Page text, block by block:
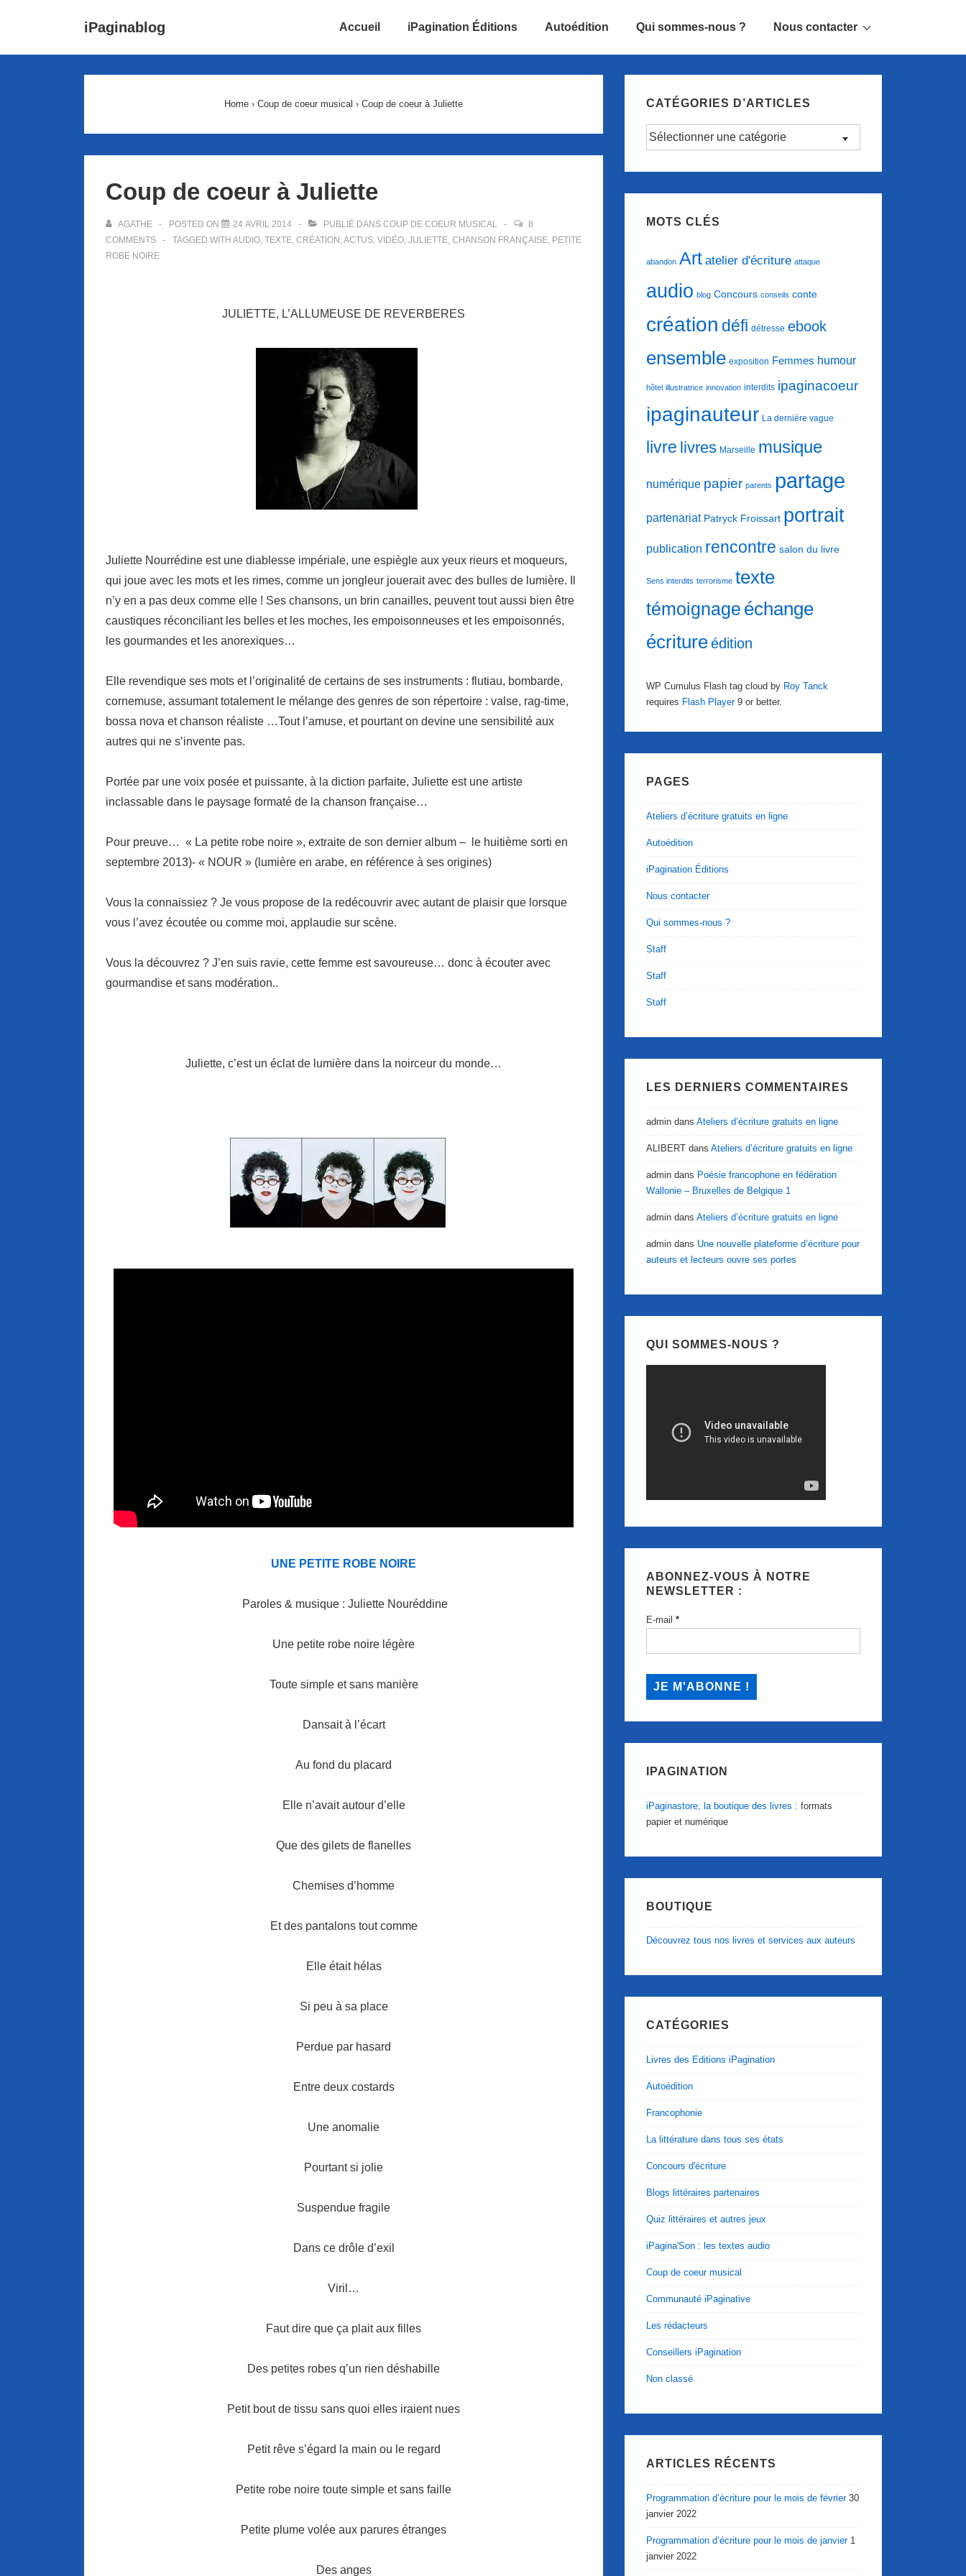
iPaginablog Accueil iPagination Éditions Autoédition Qui sommes-nous ? Nous contacter
Home › Coup de coeur musical › Coup de coeur à Juliette
Coup de coeur à Juliette
AGATHE POSTED ON 24 AVRIL 2014 PUBLIÉ DANS COUP DE COEUR MUSICAL
8
COMMENTS
TAGGED WITH AUDIO, TEXTE, CRÉATION ,ACTUS, VIDÉO, JULIETTE, CHANSON FRANÇAISE, PETITE
ROBE NOIRE
JULIETTE, L’ALLUMEUSE DE REVERBERES
Juliette Nourrédine est une diablesse impériale, une espiègle aux yeux rieurs et moqueurs,
qui joue avec les mots et les rimes, comme un jongleur jouerait avec des bulles de lumière. Il
n’y en a pas deux comme elle ! Ses chansons, un brin canailles, peuvent tout aussi bien être
caustiques réconciliant les belles et les moches, les empoisonneuses et les empoisonnés,
les gourmandes et les anorexiques…
Elle revendique ses mots et l’originalité de certains de ses instruments : flutiau, bombarde,
cornemuse, assumant totalement le mélange des genres de son répertoire : valse, rag-time,
bossa nova et chanson réaliste …Tout l’amuse, et pourtant on devine une sensibilité aux
autres qui ne s’invente pas.
Portée par une voix posée et puissante, à la diction parfaite, Juliette est une artiste
inclassable dans le paysage formaté de la chanson française…
Pour preuve… « La petite robe noire », extraite de son dernier album – le huitième sorti en
septembre 2013)- « NOUR » (lumière en arabe, en référence à ses origines)
Vous la connaissiez ? Je vous propose de la redécouvrir avec autant de plaisir que lorsque
vous l’avez écoutée ou comme moi, applaudie sur scène.
Vous la découvrez ? J’en suis ravie, cette femme est savoureuse… donc à écouter avec
gourmandise et sans modération..
Juliette, c’est un éclat de lumière dans la noirceur du monde…
UNE PETITE ROBE NOIRE
Paroles & musique : Juliette Nouréddine
Une petite robe noire légère
Toute simple et sans manière
Dansait à l’écart
Au fond du placard
Elle n’avait autour d’elle
Que des gilets de flanelles
Chemises d’homme
Et des pantalons tout comme
Elle était hélas
Si peu à sa place
Perdue par hasard
Entre deux costards
Une anomalie
Pourtant si jolie
Suspendue fragile
Dans ce drôle d’exil
Viril…
Faut dire que ça plait aux filles
Des petites robes q’un rien déshabille
Petit bout de tissu sans quoi elles iraient nues
Petit rêve s’égard la main ou le regard
Petite robe noire toute simple et sans faille
Petite plume volée aux parures étranges
Des anges
CATÉGORIES D’ARTICLES
Catégories
MOTS CLÉS
abandon Art atelier d'écriture attaque
audio blog Concours conseils conte
création défi détresse ebook
ensemble exposition Femmes humour
hôtel illustratrice innovation interdits ipaginacoeur
ipaginauteur La dernière vague
livre livres Marseille musique
numérique papier parents partage
partenariat Patryck Froissart portrait
publication rencontre salon du livre
Sens interdits terrorisme texte
témoignage échange
écritureédition
WP Cumulus Flash tag cloud by Roy Tanck
requires Flash Player9 or better.
PAGES
Ateliers d’écriture gratuits en ligne
Autoédition
iPagination Éditions
Nous contacter
Qui sommes-nous ?
Staff
Staff
Staff
LES DERNIERS COMMENTAIRES
admin dansAteliers d’écriture gratuits en ligne
ALIBERT dansAteliers d’écriture gratuits en ligne
admin dans Poésie francophone en fédération
Wallonie – Bruxelles de Belgique 1
admin dansAteliers d’écriture gratuits en ligne
admin dans Une nouvelle plateforme d’écriture pour
auteurs et lecteurs ouvre ses portes
QUI SOMMES-NOUS ?
ABONNEZ-VOUS À NOTRE
NEWSLETTER :
E-mail*
IPAGINATION
iPaginastore, la boutique des livres : formats
papier et numérique
BOUTIQUE
Découvrez tous nos livres et services aux auteurs
CATÉGORIES
Livres des Editions iPagination
Autoédition
Francophonie
La littérature dans tous ses états
Concours d'écriture
Blogs littéraires partenaires
Quiz littéraires et autres jeux
iPagina'Son : les textes audio
Coup de coeur musical
Communauté iPaginative
Les rédacteurs
Conseillers iPagination
Non classé
ARTICLES RÉCENTS
Programmation d’écriture pour le mois de février 30
janvier 2022
Programmation d’écriture pour le mois de janvier 1
janvier 2022